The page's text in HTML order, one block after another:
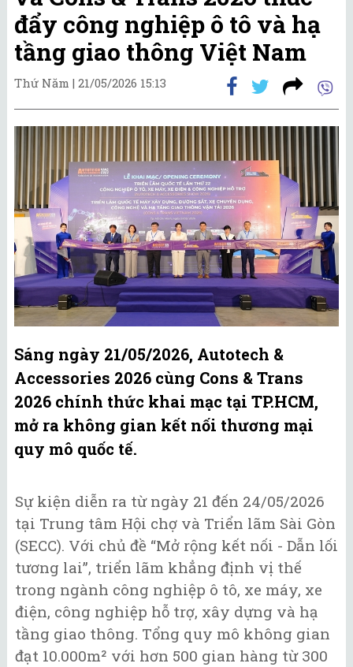
đẩy công nghiệp ô tô và hạ
tầng giao thông Việt Nam
Thứ Năm | 21/05/2026 15:13
Sáng ngày 21/05/2026, Autotech &
Accessories 2026 cùng Cons & Trans
2026 chính thức khai mạc tại TP.HCM,
mở ra không gian kết nối thương mại
quy mô quốc tế.
Sự kiện diễn ra từ ngày 21 đến 24/05/2026
tại Trung tâm Hội chợ và Triển lãm Sài Gòn
(SECC). Với chủ đề “Mở rộng kết nối - Dẫn lối
tương lai”, triển lãm khẳng định vị thế
trong ngành công nghiệp ô tô, xe máy, xe
điện, công nghiệp hỗ trợ, xây dựng và hạ
tầng giao thông. Tổng quy mô không gian
đạt 10.000m² với hơn 500 gian hàng từ 300